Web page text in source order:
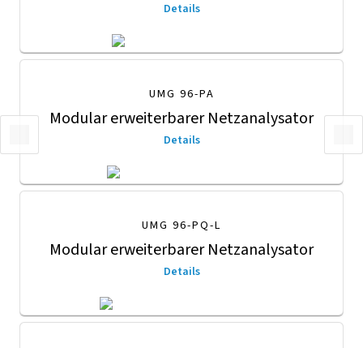
Details
UMG 96-PA
Modular erweiterbarer Netzanalysator
Details
UMG 96-PQ-L
Modular erweiterbarer Netzanalysator
Details